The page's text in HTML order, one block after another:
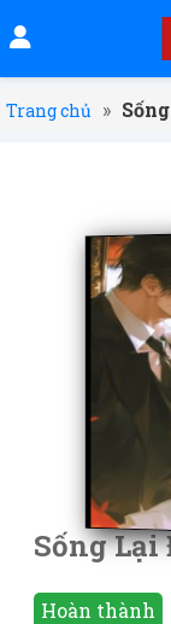
Trang chủ »
Sống Lại
Hoàn thành